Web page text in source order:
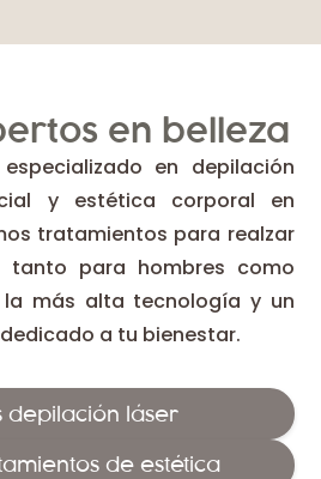
en belleza
en depilación
y estética corporal en
tratamientos para realzar
tanto para hombres como
la más alta tecnología y un
a tu bienestar.
depilación láser
de estética